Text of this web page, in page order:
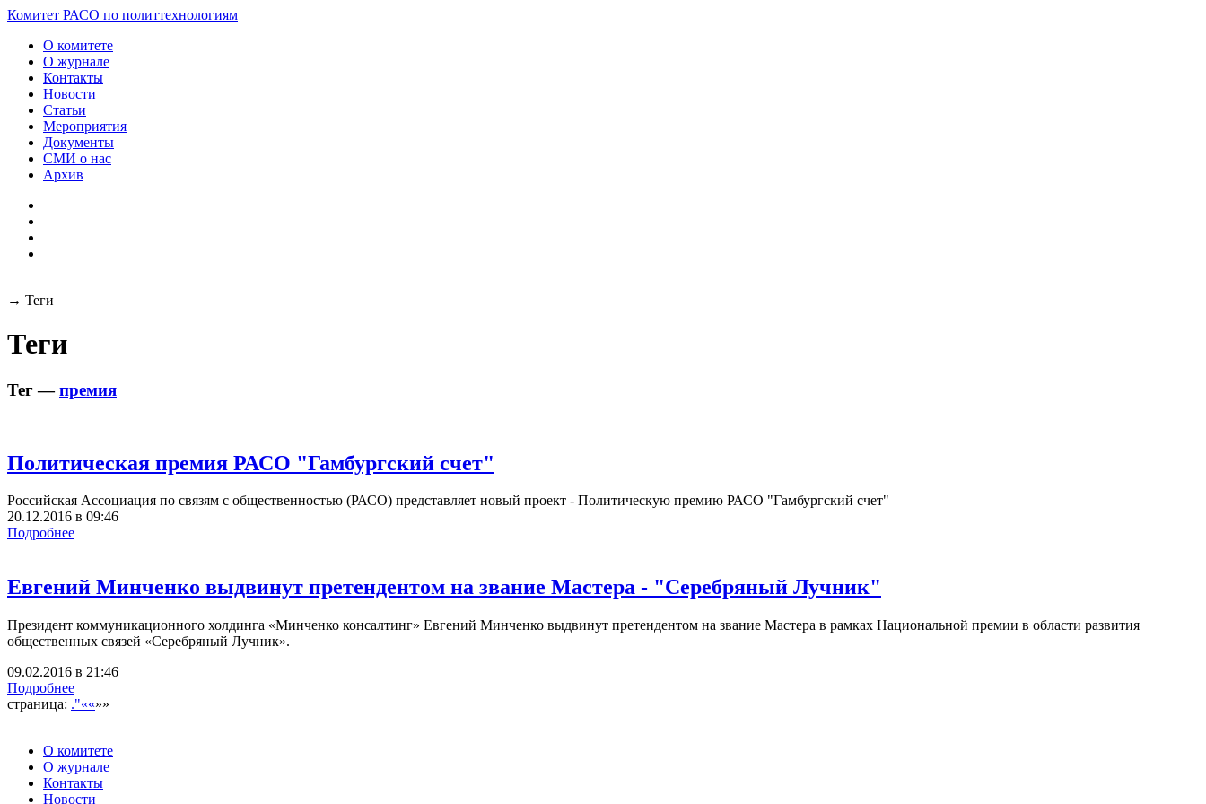
Комитет РАСО по политтехнологиям
О комитете
О журнале
Контакты
Новости
Статьи
Мероприятия
Документы
СМИ о нас
Архив
→ Теги
Теги
Тег —премия
Политическая премия РАСО "Гамбургский счет"
Российская Ассоциация по связям с общественностью (РАСО) представляет новый проект - Политическую премию РАСО "Гамбургский счет"
20.12.2016 в 09:46
Подробнее
Евгений Минченко выдвинут претендентом на звание Мастера - "Серебряный Лучник"
Президент коммуникационного холдинга «Минченко консалтинг» Евгений Минченко выдвинут претендентом на звание Мастера в рамках Национальной премии в области развития
общественных связей «Серебряный Лучник».
09.02.2016 в 21:46
Подробнее
страница: ."««»»
О комитете
О журнале
Контакты
Новости